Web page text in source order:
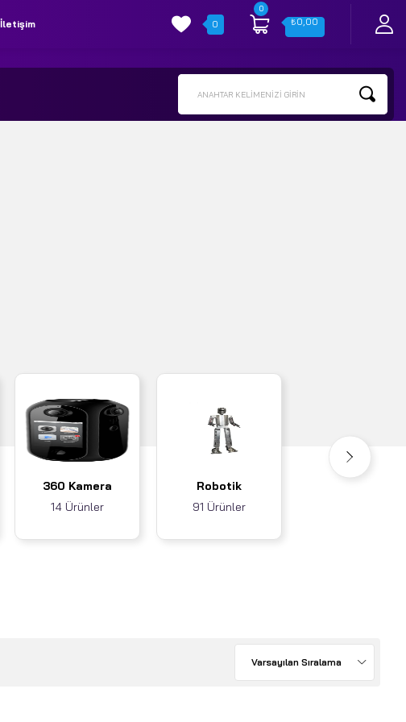
ANAHTAR KELIMENIZI GIRIN
İletişim 0
0
₺0,00
360 Kamera
14 Ürünler
Robotik
91 Ürünler
Varsayılan Sıralama